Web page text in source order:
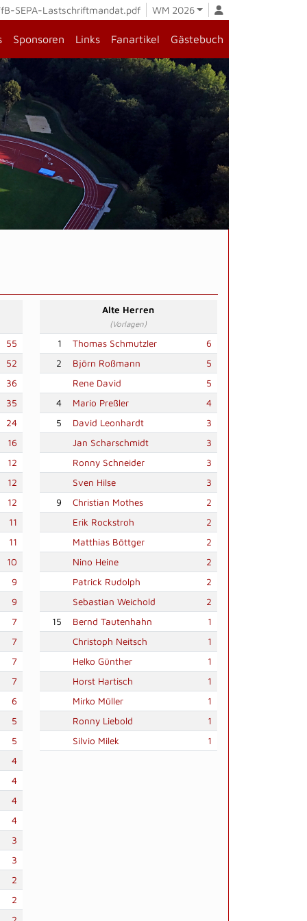
SEPA-Lastschriftmandat.pdf WM 2026
Sponsoren Links Fanartikel Gästebuch
55
52
36
35
24
16
12
12
12
11
11
10
9
9
7
7
7
7
6
5
5
4
4
4
4
3
3
2
2
Alte Herren
(Vorlagen)
1 Thomas Schmutzler
6
2
Björn Roßmann
5
Rene David
5
4
Mario Preßler
4
5
David Leonhardt
3
Jan Scharschmidt
3
Ronny Schneider
3
Sven Hilse
3
9
Christian Mothes
2
Erik Rockstroh
2
Matthias Böttger
2
Nino Heine
2
Patrick Rudolph
2
Sebastian Weichold
2
15
Bernd Tautenhahn
1
Christoph Neitsch
1
Helko Günther
1
Horst Hartisch
1
Mirko Müller
1
Ronny Liebold
1
Silvio Milek
1